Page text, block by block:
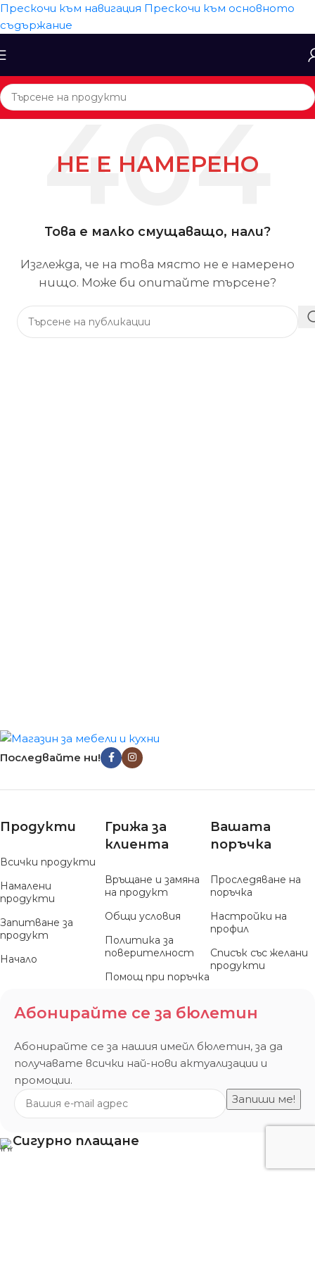
Прескочи към навигация Прескочи към основното
съдържание
НЕ Е НАМЕРЕНО
Това е малко смущаващо, нали?
Изглежда, че на това място не е намерено
нищо. Може би опитайте търсене?
Последвайте ни!
Продукти
Всички продукти
Намалени
продукти
Запитване за
продукт
Начало
Грижа за
клиента
Връщане и замяна
на продукт
Общи условия
Политика за
поверителност
Помощ при поръчка
Вашата
поръчка
Проследяване на
поръчка
Настройки на
профил
Списък със желани
продукти
Абонирайте се за бюлетин
Абонирайте се за нашия имейл бюлетин, за да
получавате всички най-нови актуализации и
промоции.
Сигурно плащане